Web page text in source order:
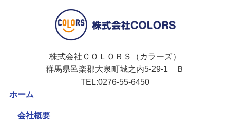
株式会社ＣＯＬＯＲＳ（カラーズ）
群馬県邑楽郡大泉町城之内5-29-1 Ｂ
TEL:0276-55-6450
ホーム
会社概要